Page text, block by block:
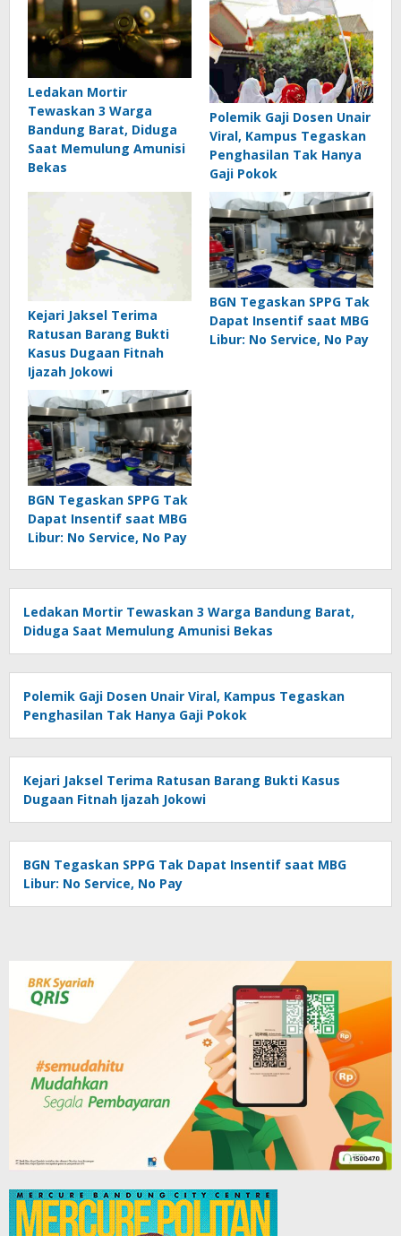
Ledakan Mortir
Tewaskan 3 Warga
Bandung Barat, Diduga
Saat Memulung Amunisi
Bekas
Polemik Gaji Dosen Unair
Viral, Kampus Tegaskan
Penghasilan Tak Hanya
Gaji Pokok
Kejari Jaksel Terima
Ratusan Barang Bukti
Kasus Dugaan Fitnah
Ijazah Jokowi
BGN Tegaskan SPPG Tak
Dapat Insentif saat MBG
Libur: No Service, No Pay
BGN Tegaskan SPPG Tak
Dapat Insentif saat MBG
Libur: No Service, No Pay
Ledakan Mortir Tewaskan 3 Warga Bandung Barat,
Diduga Saat Memulung Amunisi Bekas
Polemik Gaji Dosen Unair Viral, Kampus Tegaskan
Penghasilan Tak Hanya Gaji Pokok
Kejari Jaksel Terima Ratusan Barang Bukti Kasus
Dugaan Fitnah Ijazah Jokowi
BGN Tegaskan SPPG Tak Dapat Insentif saat MBG
Libur: No Service, No Pay